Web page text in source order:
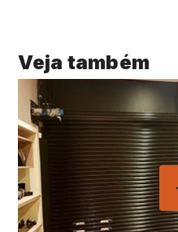
Veja também